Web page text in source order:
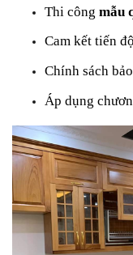
Thi công mẫu
Cam kết tiến
Chính sách
Áp dụng